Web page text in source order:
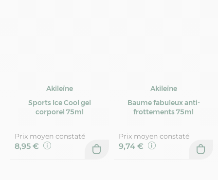
Akileïne
Sports Ice Cool gel
corporel 75ml
Prix moyen constaté
8,95 €
Akileïne
Baume fabuleux anti-
frottements 75ml
Prix moyen constaté
9,74 €